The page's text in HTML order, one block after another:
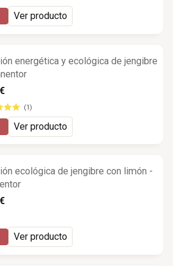
Ver producto
energética y ecológica de jengibre
(1)
Ver producto
ecológica de jengibre con limón -
Ver producto